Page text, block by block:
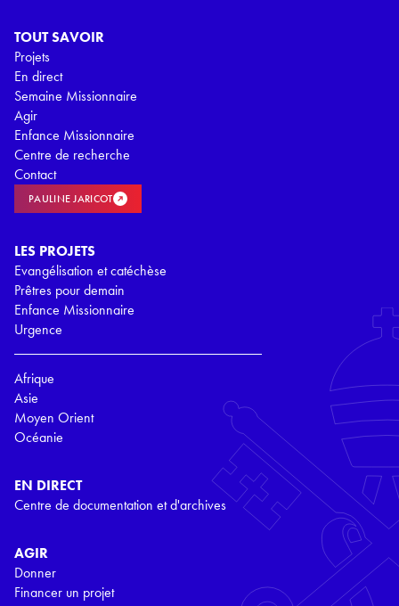
TOUT SAVOIR
Projets
En direct
Semaine Missionnaire
Agir
Enfance Missionnaire
Centre de recherche
Contact
PAULINE JARICOT
LES PROJETS
Evangélisation et catéchèse
Prêtres pour demain
Enfance Missionnaire
Urgence
Afrique
Asie
Moyen Orient
Océanie
EN DIRECT
Centre de documentation et d'archives
AGIR
Donner
Financer un projet